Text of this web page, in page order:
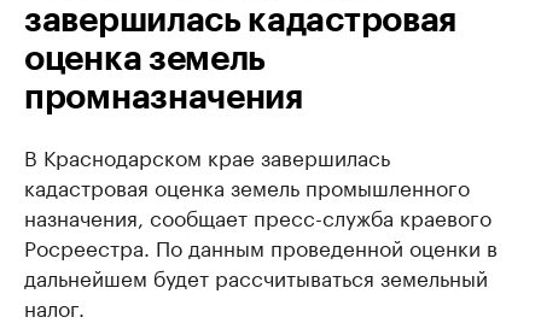
завершилась кадастровая
оценка земель
промназначения
В Краснодарском крае завершилась
кадастровая оценка земель промышленного
назначения​, сообщает пресс-служба краевого
Росреестра. По данным проведенной оценки в
дальнейшем будет рассчитываться земельный
налог.